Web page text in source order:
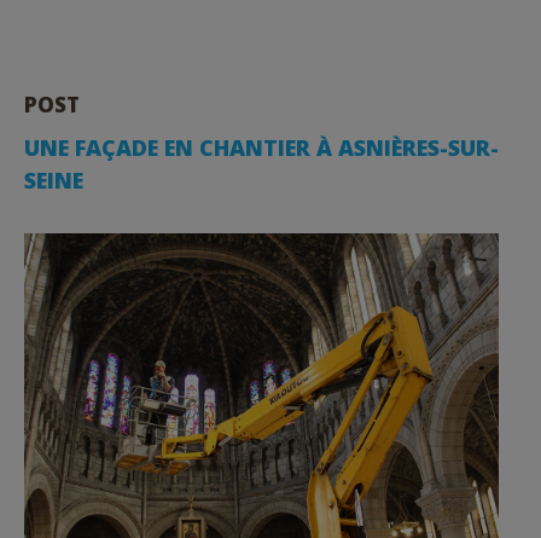
POST
UNE FAÇADE EN CHANTIER À ASNIÈRES-SUR-
SEINE